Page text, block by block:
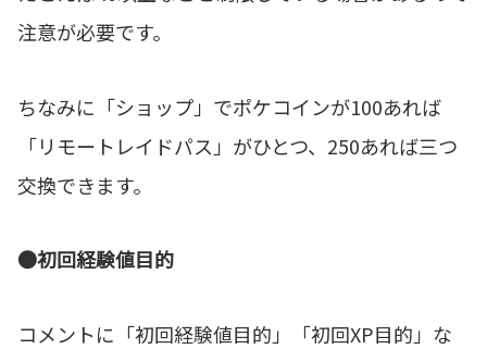
注意が必要です。
ちなみに「ショップ」でポケコインが100あれば
「リモートレイドパス」がひとつ、250あれば三つ
交換できます。
●初回経験値目的
コメントに「初回経験値目的」「初回XP目的」な